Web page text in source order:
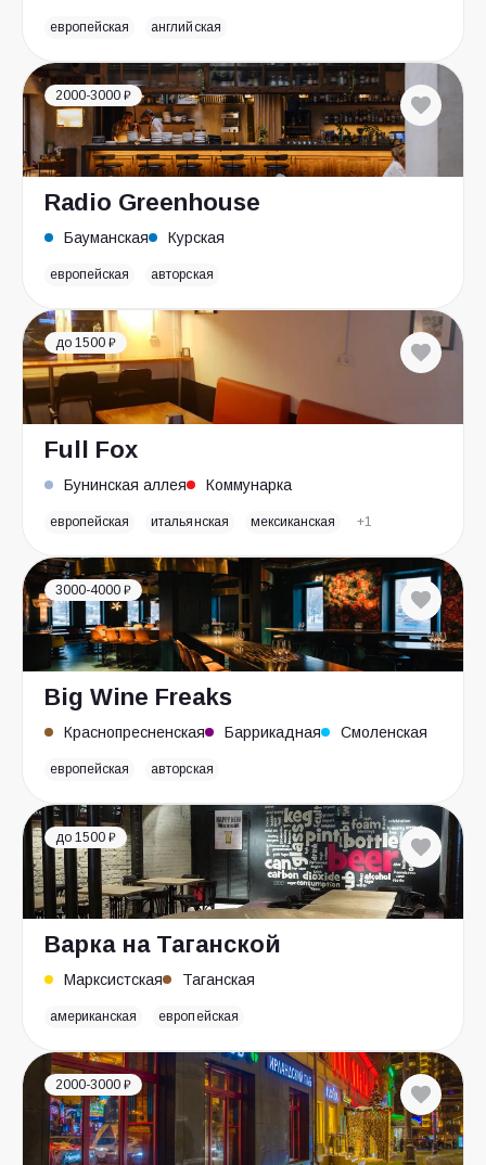
европейская английская
2000-3000 ₽
Radio Greenhouse
Бауманская Курская
европейская авторская
до 1500 ₽
Full Fox
Бунинская аллея Коммунарка
европейская итальянская мексиканская +1
3000-4000 ₽
Big Wine Freaks
Краснопресненская Баррикадная Смоленская
европейская авторская
до 1500 ₽
Варка на Таганской
Марксистская Таганская
американская европейская
2000-3000 ₽